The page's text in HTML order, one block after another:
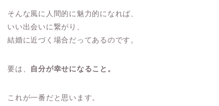
そんな風に人間的に魅力的になれば、
いい出会いに繋がり、
結婚に近づく場合だってあるのです。
要は、 自分が幸せになること。
これが一番だと思います。